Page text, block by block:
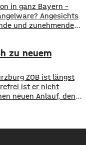
in ganz Bayern –
Angesichts
und zunehmender
10-Punkte-
Fraktion hat
im Petto.
zu neuem
ZOB ist längst
ist er nicht
neuen Anlauf, den